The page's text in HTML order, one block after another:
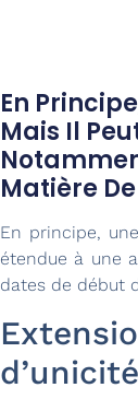
En
Mais Il
Matière
En principe,
étendue à une
dates de début
d’unicité